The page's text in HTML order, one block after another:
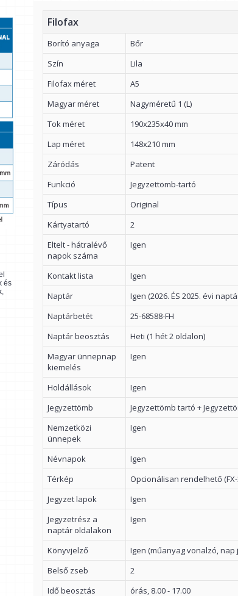
és
Filofax
Borító anyaga
Bőr
Szín
Lila
Filofax méret
A5
Magyar méret
Nagyméretű 1 (L)
Tok méret
190x235x40 mm
Lap méret
148x210 mm
Záródás
Patent
Funkció
Jegyzettömb-tartó
Típus
Original
Kártyatartó
2
Eltelt - hátralévő
napok száma
Igen
Kontakt lista
Igen
Naptár
Igen (2026. ÉS 2025. évi
Naptárbetét
25-68588-FH
Naptár beosztás
Heti (1 hét 2 oldalon)
Magyar ünnepnap
kiemelés
Igen
Holdállások
Igen
Jegyzettömb
Jegyzettömb tartó +
Nemzetközi
ünnepek
Igen
Névnapok
Igen
Térkép
Opcionálisan rendelhető (FX-
Jegyzet lapok
Igen
Jegyzetrész a
naptár oldalakon
Igen
Könyvjelző
Igen (műanyag vonalzó, nap
Belső zseb
2
Idő beosztás
órás, 8.00 - 17.00